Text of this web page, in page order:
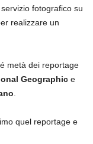
fotografico su
realizzare un
metà dei reportage
Geographic e
.
quel reportage e